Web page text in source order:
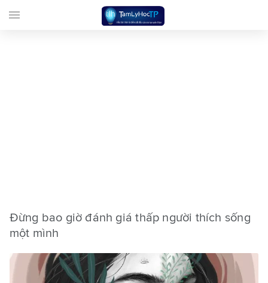
Đừng bao giờ đánh giá thấp người thích sống
một mình
menu